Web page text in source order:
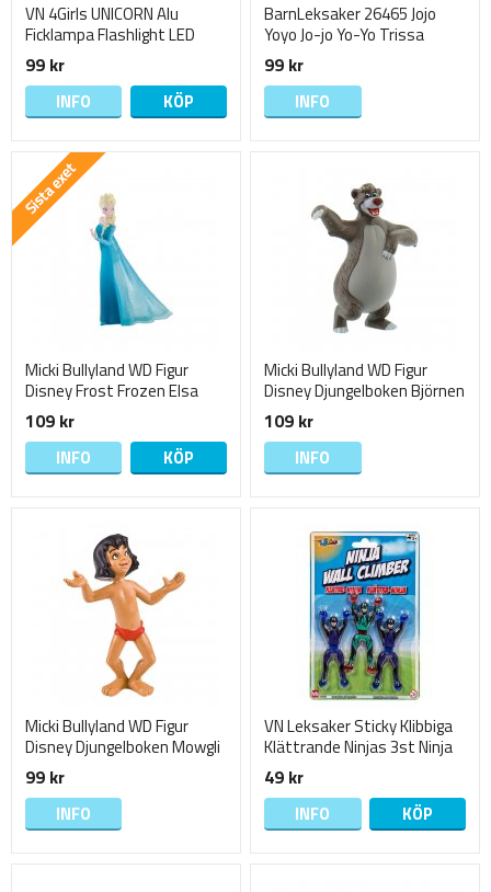
VN 4Girls UNICORN Alu
Ficklampa Flashlight LED
9cm
99 kr
INFO KÖP
BarnLeksaker 26465 Jojo
Yoyo Jo-jo Yo-Yo Trissa
metall med ljus Välj Färg
99 kr
INFO
Micki Bullyland WD Figur
Disney Frost Frozen Elsa
109 kr
INFO KÖP
Micki Bullyland WD Figur
Disney Djungelboken Björnen
Baloo
109 kr
INFO
Micki Bullyland WD Figur
Disney Djungelboken Mowgli
99 kr
INFO
VN Leksaker Sticky Klibbiga
Klättrande Ninjas 3st Ninja
Wall Climbers
49 kr
INFO KÖP